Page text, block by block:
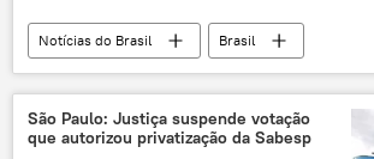
Notícias do Brasil
Brasil
Rio Grande do Sul
Estados Unidos
USP
chuvas
chuvas por indução
mudanças climáticas
aquecimento global
São Paulo: Justiça suspende votação
que autorizou privatização da Sabesp